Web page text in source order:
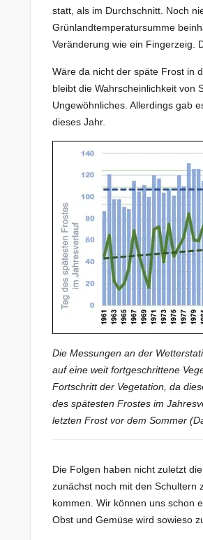
statt, als im Durchschnitt. Noch
Grünlandtemperatursumme
Veränderung wie ein Fingerzeig.
Wäre da nicht der späte Frost in
bleibt die Wahrscheinlichkeit von
Ungewöhnliches. Allerdings gab
dieses Jahr.
Die Messungen an der
auf eine weit fortgeschrittene
Fortschritt der Vegetation, da
des spätesten Frostes im
letzten Frost vor dem Sommer
Die Folgen haben nicht zuletzt
zunächst noch mit den Schultern
kommen. Wir können uns schon
Obst und Gemüse wird sowieso